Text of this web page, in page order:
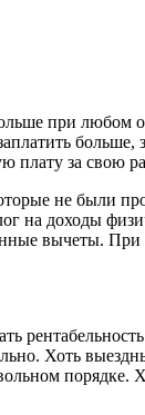
при
больше,
плату за свою
не были
на доходы
вычеты.
Хоть
порядке.